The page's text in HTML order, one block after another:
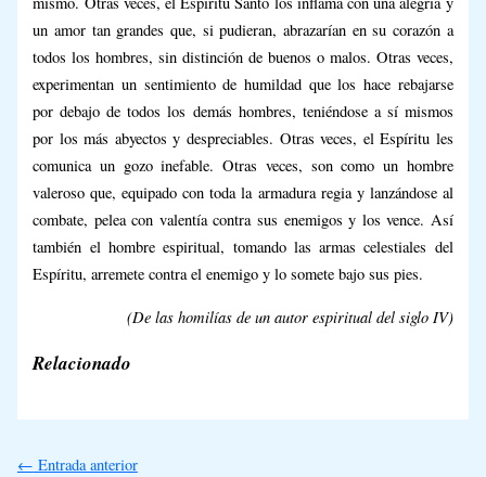
un amor tan grandes que, si pudieran, abrazarían en su corazón a
todos los hombres, sin distinción de buenos o malos. Otras veces,
experimentan un sentimiento de humildad que los hace rebajarse
por debajo de todos los demás hombres, teniéndose a sí mismos
por los más abyectos y despreciables. Otras veces, el Espíritu les
comunica un gozo inefable. Otras veces, son como un hombre
valeroso que, equipado con toda la armadura regia y lanzándose al
combate, pelea con valentía contra sus enemigos y los vence. Así
también el hombre espiritual, tomando las armas celestiales del
Espíritu, arremete contra el enemigo y lo somete bajo sus pies.
(De las homilías de un autor espiritual del siglo IV)
Relacionado
← Entrada anterior